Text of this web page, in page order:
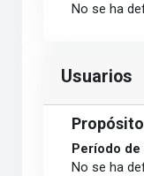
No se ha
Usuarios
Propósito
Período
No se ha